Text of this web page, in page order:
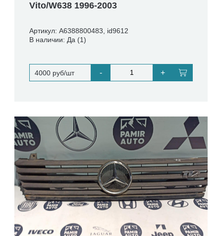
Vito/W638 1996-2003
Артикул: A6388800483, id9612
В наличии: Да (1)
4000 руб/шт - +